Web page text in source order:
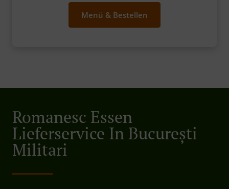
Menü & Bestellen
Romanesc Essen
Lieferservice In București
Militari